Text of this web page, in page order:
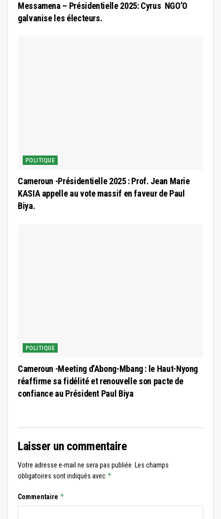
Messamena – Présidentielle 2025: Cyrus NGO’O
galvanise les électeurs.
POLITIQUE
Cameroun -Présidentielle 2025 : Prof. Jean Marie
KASIA appelle au vote massif en faveur de Paul
Biya.
POLITIQUE
Cameroun -Meeting d’Abong-Mbang : le Haut-Nyong
réaffirme sa fidélité et renouvelle son pacte de
confiance au Président Paul Biya
Laisser un commentaire
Votre adresse e-mail ne sera pas publiée. Les champs
obligatoires sont indiqués avec *
Commentaire *